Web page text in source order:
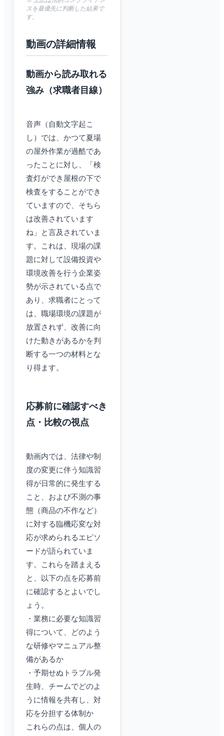
スを最優先に判断した結果で
す。
動画の詳細情報
動画から読み取れる
強み（求職者目線）
音声（自動文字起こ
し）では、かつて夏場
の屋外作業が過酷であ
ったことに対し、「検
査灯ができ屋根の下で
検査をすることができ
ていますので、そちら
は改善されています
ね」と言及されていま
す。これは、現場の課
題に対して設備投資や
環境改善を行う企業姿
勢が示されている点で
あり、求職者にとって
は、職場環境の課題が
放置されず、改善に向
けた動きがあるかを判
断する一つの材料とな
り得ます。
応募前に確認すべき
点・比較の視点
動画内では、法律や制
度の変更に伴う知識習
得が日常的に発生する
こと、および不測の事
態（商品の不作など）
に対する臨機応変な対
応が求められるエピソ
ードが語られていま
す。これらを踏まえる
と、以下の点を応募前
に確認するとよいでし
ょう。
・業務に必要な知識習
得について、どのよう
な研修やマニュアル整
備があるか
・予期せぬトラブル発
生時、チームでどのよ
うに情報を共有し、対
応を分担する体制か
これらの点は、個人の